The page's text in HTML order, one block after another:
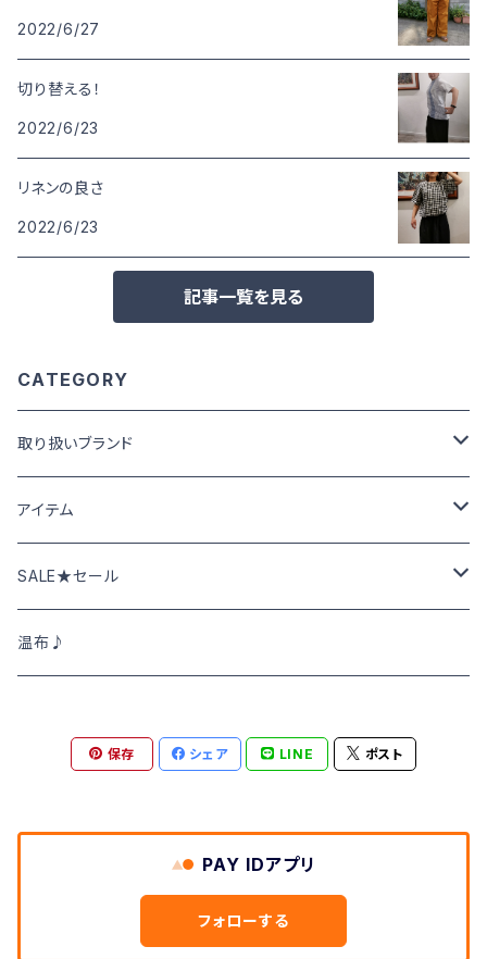
2022/6/27
切り替える！
2022/6/23
リネンの良さ
2022/6/23
記事一覧を見る
CATEGORY
取り扱いブランド
Cafetty カフェッティ
Grin グリン
トップス
NATURAL LAUNDRY ナチュラルランドリー
SWEET CAMEL スウィートキャメル
M・J・G エム,ジ,ジェ
アイテム
パンツ･スカート
ニット･アウター
ワンピース
カットソー
SALE★セール
春夏物SALE
BOTOMS ボトムス
温布♪
保存 シェア LINE ポスト
PAY IDアプリ
フォローする